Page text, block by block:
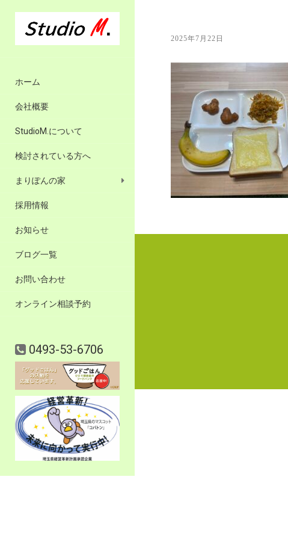
ホーム
会社概要
StudioM.について
検討されている方へ
まりぽんの家
採用情報
お知らせ
ブログ一覧
お問い合わせ
オンライン相談予約
0493-53-6706
2025年7月22日